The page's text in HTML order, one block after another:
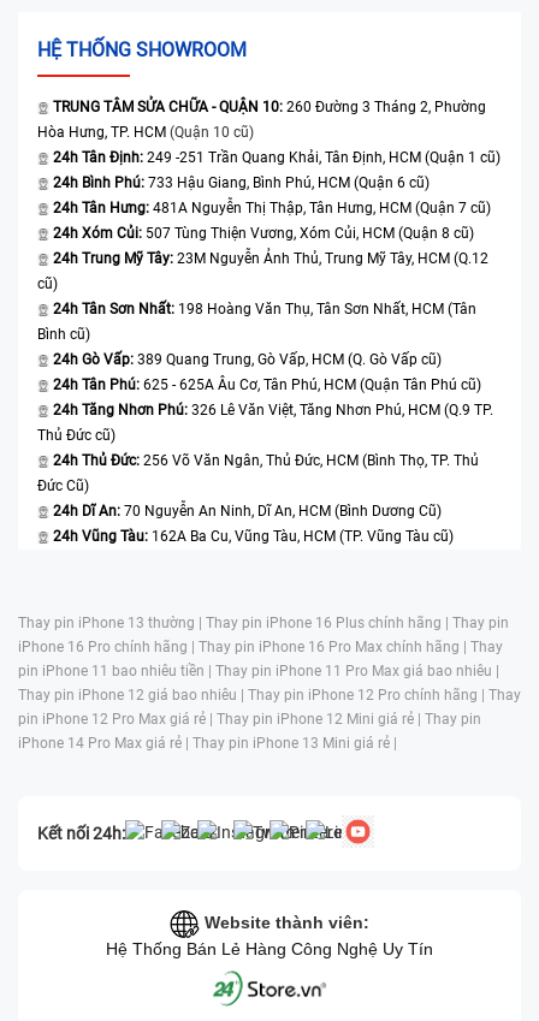
HỆ THỐNG SHOWROOM
TRUNG TÂM SỬA CHỮA - QUẬN 10: 260 Đường 3 Tháng 2, Phường
Hòa Hưng, TP. HCM (Quận 10 cũ)
24h Tân Định: 249 -251 Trần Quang Khải, Tân Định, HCM (Quận 1 cũ)
24h Bình Phú: 733 Hậu Giang, Bình Phú, HCM (Quận 6 cũ)
24h Tân Hưng: 481A Nguyễn Thị Thập, Tân Hưng, HCM (Quận 7 cũ)
24h Xóm Củi: 507 Tùng Thiện Vương, Xóm Củi, HCM (Quận 8 cũ)
24h Trung Mỹ Tây: 23M Nguyễn Ảnh Thủ, Trung Mỹ Tây, HCM (Q.12
cũ)
24h Tân Sơn Nhất: 198 Hoàng Văn Thụ, Tân Sơn Nhất, HCM (Tân
Bình cũ)
24h Gò Vấp: 389 Quang Trung, Gò Vấp, HCM (Q. Gò Vấp cũ)
24h Tân Phú: 625 - 625A Âu Cơ, Tân Phú, HCM (Quận Tân Phú cũ)
24h Tăng Nhơn Phú: 326 Lê Văn Việt, Tăng Nhơn Phú, HCM (Q.9 TP.
Thủ Đức cũ)
24h Thủ Đức: 256 Võ Văn Ngân, Thủ Đức, HCM (Bình Thọ, TP. Thủ
Đức Cũ)
24h Dĩ An: 70 Nguyễn An Ninh, Dĩ An, HCM (Bình Dương Cũ)
24h Vũng Tàu: 162A Ba Cu, Vũng Tàu, HCM (TP. Vũng Tàu cũ)
Thay pin iPhone 13 thường | Thay pin iPhone 16 Plus chính hãng | Thay pin
iPhone 16 Pro chính hãng | Thay pin iPhone 16 Pro Max chính hãng | Thay
pin iPhone 11 bao nhiêu tiền | Thay pin iPhone 11 Pro Max giá bao nhiêu |
Thay pin iPhone 12 giá bao nhiêu | Thay pin iPhone 12 Pro chính hãng | Thay
pin iPhone 12 Pro Max giá rẻ | Thay pin iPhone 12 Mini giá rẻ | Thay pin
iPhone 14 Pro Max giá rẻ | Thay pin iPhone 13 Mini giá rẻ |
Kết nối 24h:
Website thành viên:
Hệ Thống Bán Lẻ Hàng Công Nghệ Uy Tín